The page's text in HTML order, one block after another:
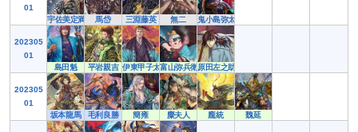
01
宇佐美定満
馬岱 三淵藤英 無二 鬼小島弥太郎
202305
01
島田魁
平岩親吉 伊東甲子太郎富山弥兵衛原田左之助
202305
01
坂本龍馬
毛利良勝 簡雍 麋夫人 龐統 魏延